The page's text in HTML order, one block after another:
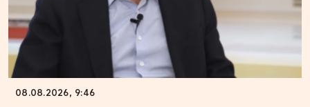
08.08.2026, 9:46